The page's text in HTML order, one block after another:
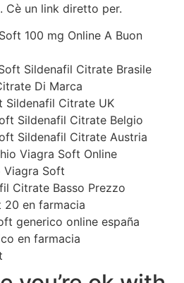
Cè un link diretto per.
100 mg Online A Buon
Sildenafil Citrate Brasile
Di Marca
Sildenafil Citrate UK
Sildenafil Citrate Belgio
Sildenafil Citrate Austria
Viagra Soft Online
Viagra Soft
Citrate Basso Prezzo
20 en farmacia
generico online españa
en farmacia